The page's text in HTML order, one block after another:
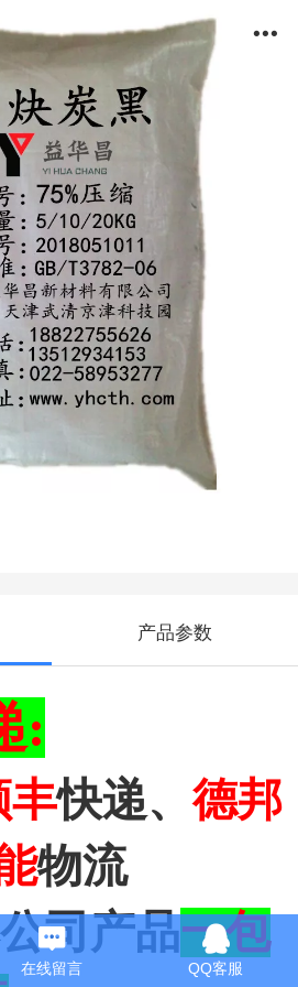
产品参数
:
丰快递、德邦
物流
司产品一包
在线留言 QQ客服